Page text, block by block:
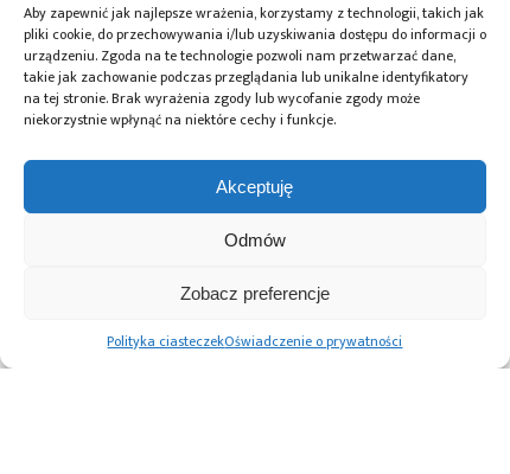
Aby zapewnić jak najlepsze wrażenia, korzystamy z technologii, takich jak
pliki cookie, do przechowywania i/lub uzyskiwania dostępu do informacji o
urządzeniu. Zgoda na te technologie pozwoli nam przetwarzać dane,
takie jak zachowanie podczas przeglądania lub unikalne identyfikatory
na tej stronie. Brak wyrażenia zgody lub wycofanie zgody może
niekorzystnie wpłynąć na niektóre cechy i funkcje.
Akceptuję
Odmów
Zobacz preferencje
Polityka ciasteczekOświadczenie o prywatności
Przeczytaj również:
Global Electronics
elektronicznych
Microchip i Micron
prezentują
pamięci masowej
PCIe® Gen 6 dla AI
oraz centrów
Farnell podejmuje
Edge AI